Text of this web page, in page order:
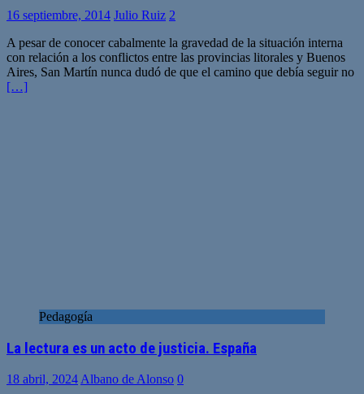
16 septiembre, 2014 Julio Ruiz 2
A pesar de conocer cabalmente la gravedad de la situación interna
con relación a los conflictos entre las provincias litorales y Buenos
Aires, San Martín nunca dudó de que el camino que debía seguir no
[…]
Pedagogía
La lectura es un acto de justicia. España
18 abril, 2024Albano de Alonso 0